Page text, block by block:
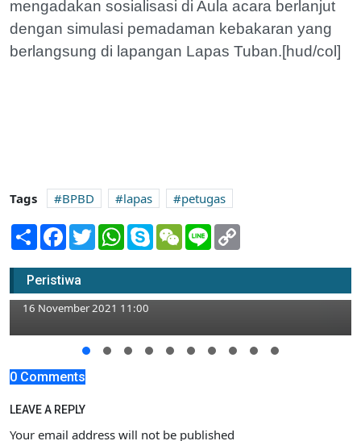
mengadakan sosialisasi di Aula acara berlanjut
dengan simulasi pemadaman kebakaran yang
berlangsung di lapangan Lapas Tuban.[hud/col]
Tags BPBD lapas
petugas
Share Facebook
TwitterWhatsApp
SkypeWeChatLine
Peristiwa
Jelang Akhir Tahun, Jaksa Tuban
Musnahkan Barang Bukti 100 Perkara Sejak
2020
16 November 2021 11:00
0 Comments
LEAVE A REPLY
Your email address will not be published